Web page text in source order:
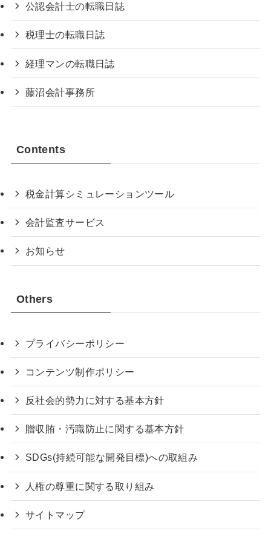
公認会計士の転職日誌
税理士の転職日誌
経理マンの転職日誌
藤沼会計事務所
Contents
税金計算シミュレーションツール
会計監査サービス
お知らせ
Others
プライバシーポリシー
コンテンツ制作ポリシー
反社会的勢力に対する基本方針
贈収賄・汚職防止に関する基本方針
SDGs(持続可能な開発目標)への取組み
人権の尊重に関する取り組み
サイトマップ